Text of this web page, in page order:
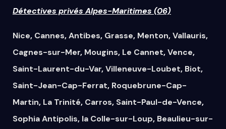
Détectives privés Alpes-Maritimes (06)
Nice, Cannes,Antibes, Grasse, Menton,Vallauris,
Cagnes-sur-Mer, Mougins, Le Cannet,Vence,
Saint-Laurent-du-Var,Villeneuve-Loubet, Biot,
Saint-Jean-Cap-Ferrat, Roquebrune-Cap-
Martin, La Trinité, Carros, Saint-Paul-de-Vence,
Sophia Antipolis, la Colle-sur-Loup, Beaulieu-sur-